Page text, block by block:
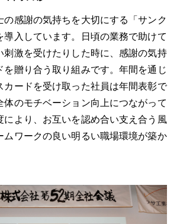
の感謝の気持ちを大切にする「サンク
導入しています。日頃の業務で助けて
刺激を受けたりした時に、感謝の気持
を贈り合う取り組みです。年間を通じ
カードを受け取った社員は年間表彰で
体のモチベーション向上につながって
により、お互いを認め合い支え合う風
ムワークの良い明るい職場環境が築か